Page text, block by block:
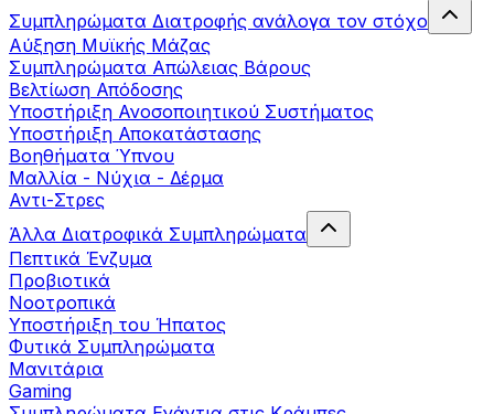
Συμπληρώματα Διατροφής ανάλογα τον στόχο
Αύξηση Μυϊκής Μάζας
Συμπληρώματα Aπώλειας Βάρους
Βελτίωση Απόδοσης
Υποστήριξη Ανοσοποιητικού Συστήματος
Yποστήριξη Αποκατάστασης
Βοηθήματα Ύπνου
Μαλλία - Νύχια - Δέρμα
Αντι-Στρες
Άλλα Διατροφικά Συμπληρώματα
Πεπτικά Ένζυμα
Προβιοτικά
Νοοτροπικά
Υποστήριξη του Ήπατος
Φυτικά Συμπληρώματα
Μανιτάρια
Gaming